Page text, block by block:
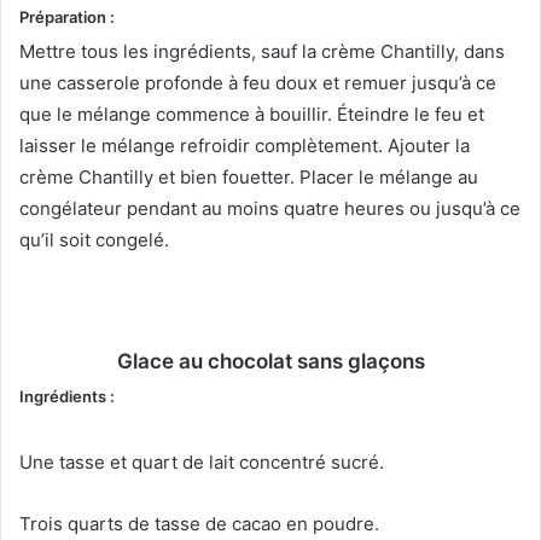
Préparation :
Mettre tous les ingrédients, sauf la crème Chantilly, dans
une casserole profonde à feu doux et remuer jusqu’à ce
que le mélange commence à bouillir. Éteindre le feu et
laisser le mélange refroidir complètement. Ajouter la
crème Chantilly et bien fouetter. Placer le mélange au
congélateur pendant au moins quatre heures ou jusqu’à ce
qu’il soit congelé.
Glace au chocolat sans glaçons
Ingrédients :
Une tasse et quart de lait concentré sucré.
Trois quarts de tasse de cacao en poudre.